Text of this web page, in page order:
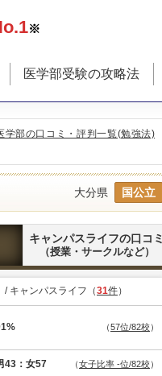
※
医学部受験の攻略法
学部の口コミ・評判一覧(勉強法)
大分県 国公立
キャンパスライフの口コミ
（授業・サークルなど）
/ キャンパスライフ（31件）
（57位/82校）
43：女57 （女子比率 -位/82校）